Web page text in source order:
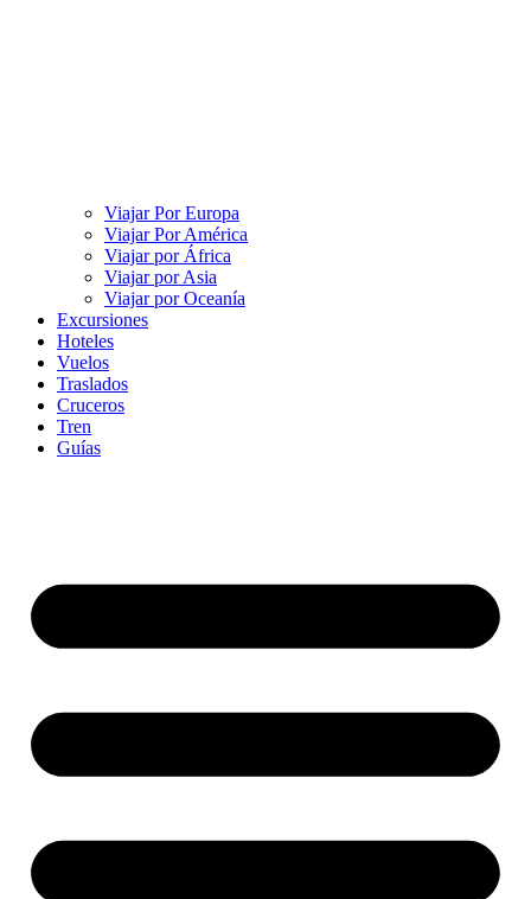
Viajar Por Europa
Viajar Por América
Viajar por África
Viajar por Asia
Viajar por Oceanía
Excursiones
Hoteles
Vuelos
Traslados
Cruceros
Tren
Guías